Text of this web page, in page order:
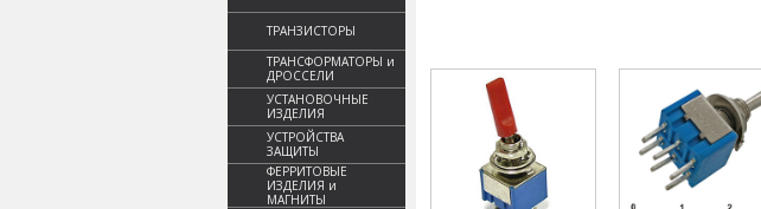
ТРАНЗИСТОРЫ
ТРАНСФОРМАТОРЫ и
ДРОССЕЛИ
УСТАНОВОЧНЫЕ
ИЗДЕЛИЯ
УСТРОЙСТВА
ЗАЩИТЫ
ФЕРРИТОВЫЕ
ИЗДЕЛИЯ и
МАГНИТЫ